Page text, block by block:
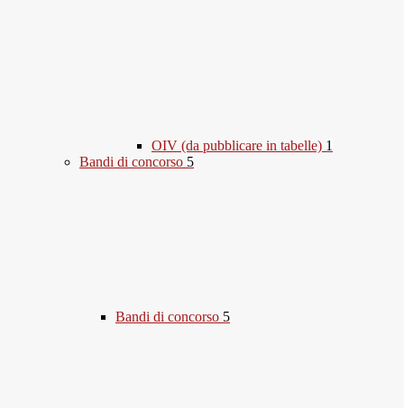
OIV (da pubblicare in tabelle) 1
Bandi di concorso 5
Bandi di concorso 5